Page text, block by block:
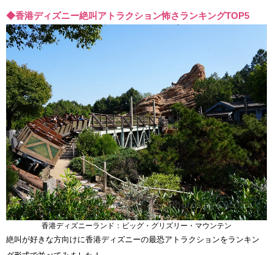
◆香港ディズニー絶叫アトラクション怖さランキングTOP5
香港ディズニーランド：ビッグ・グリズリー・マウンテン
絶叫が好きな方向けに香港ディズニーの最恐アトラクションをランキン